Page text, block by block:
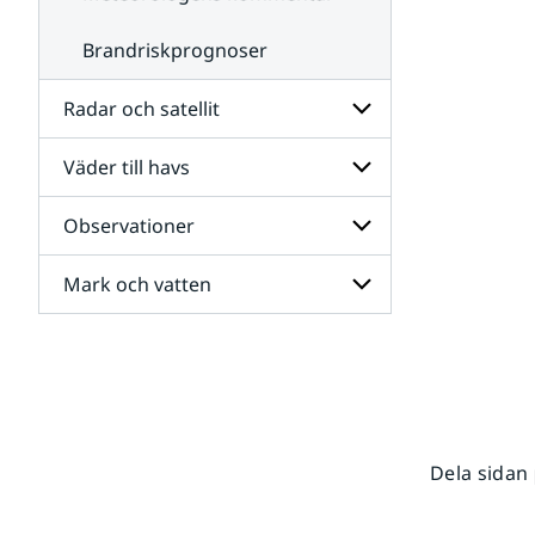
Brandriskprognoser
Radar och satellit
Undersidor
för
Radar
och
satellit
Väder till havs
Undersidor
för
Väder
till
havs
Observationer
Undersidor
för
Mark och vatten
Dela sidan